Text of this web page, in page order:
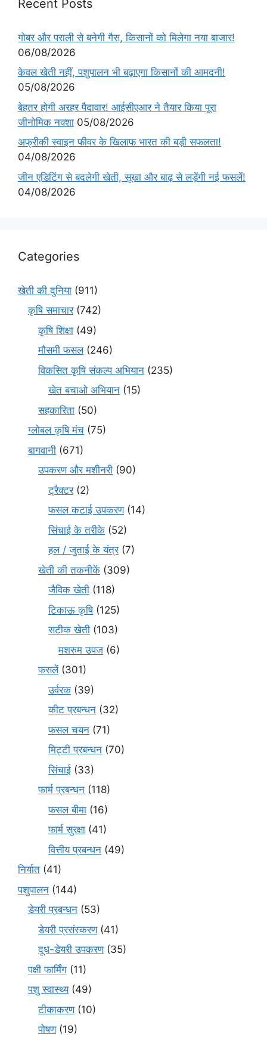
Recent Posts
गोबर और पराली से बनेगी गैस, किसानों को मिलेगा नया बाजार!
06/08/2026
केवल खेती नहीं, पशुपालन भी बढ़ाएगा किसानों की आमदनी!
05/08/2026
बेहतर होगी अरहर पैदावार! आईसीएआर ने तैयार किया पूरा
जीनोमिक नक्शा 05/08/2026
अफ्रीकी स्वाइन फीवर के खिलाफ भारत की बड़ी सफलता!
04/08/2026
जीन एडिटिंग से बदलेगी खेती, सूखा और बाढ़ से लड़ेंगी नई फसलें!
04/08/2026
Categories
खेती की दुनिया (911)
कृषि समाचार(742)
कृषि शिक्षा (49)
मौसमी फसल(246)
विकसित कृषि संकल्प अभियान (235)
खेत बचाओ अभियान (15)
सहकारिता (50)
ग्लोबल कृषि मंच (75)
बागवानी (671)
उपकरण और मशीनरी (90)
ट्रैक्टर(2)
फसल कटाई उपकरण(14)
सिंचाई के तरीके (52)
हल / जुताई के यंत्र(7)
खेती की तकनीकें (309)
जैविक खेती (118)
टिकाऊ कृषि(125)
सटीक खेती (103)
मशरुम उपज (6)
फसलें(301)
उर्वरक (39)
कीट प्रबन्धन (32)
फसल चयन (71)
मि‌ट्टी प्रबन्धन (70)
सिंचाई (33)
फार्म प्रबन्धन (118)
फसल बीमा (16)
फार्म सुरक्षा (41)
वित्तीय प्रबन्धन (49)
निर्यात (41)
पशुपालन (144)
डेयरी प्रबन्धन (53)
डेयरी प्रसंस्करण(41)
दूध-डेयरी उपकरण(35)
पक्षी फार्मिंग (11)
पशु स्वास्थ्य(49)
टीकाकरण(10)
पोषण(19)